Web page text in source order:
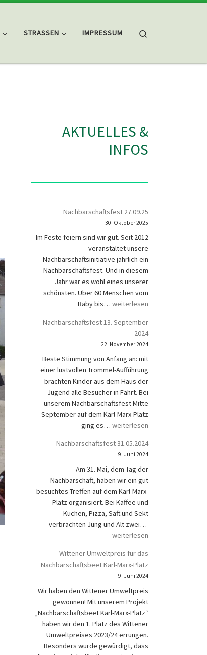
STRASSEN IMPRESSUM
AKTUELLES &
INFOS
Nachbarschaftsfest 27.09.25
30. Oktober 2025
Im Feste feiern sind wir gut. Seit 2012
veranstaltet unsere
Nachbarschaftsinitiative jährlich ein
Nachbarschaftsfest. Und in diesem
Jahr war es wohl eines unserer
schönsten. Über 60 Menschen vom
Baby bis… Nachbarschaftsfest 27.09.25
weiterlesen
Nachbarschaftsfest 13. September
2024
22. November 2024
Beste Stimmung von Anfang an: mit
einer lustvollen Trommel-Aufführung
brachten Kinder aus dem Haus der
Jugend alle Besucher in Fahrt. Bei
unserem Nachbarschaftsfest Mitte
September auf dem Karl-Marx-Platz
ging es… Nachbarschaftsfest 13.
weiterlesen
Nachbarschaftsfest 31.05.2024
9. Juni 2024
Am 31. Mai, dem Tag der
Nachbarschaft, haben wir ein gut
besuchtes Treffen auf dem Karl-Marx-
Platz organisiert. Bei Kaffee und
Kuchen, Pizza, Saft und Sekt
verbrachten Jung und Alt zwei…
weiterlesen
Wittener Umweltpreis für das
Nachbarschaftsbeet Karl-Marx-Platz
9. Juni 2024
Wir haben den Wittener Umweltpreis
gewonnen! Mit unserem Projekt
„Nachbarschaftsbeet Karl-Marx-Platz“
haben wir den 1. Platz des Wittener
Umweltpreises 2023/24 errungen.
Besonders wurde gewürdigt, dass